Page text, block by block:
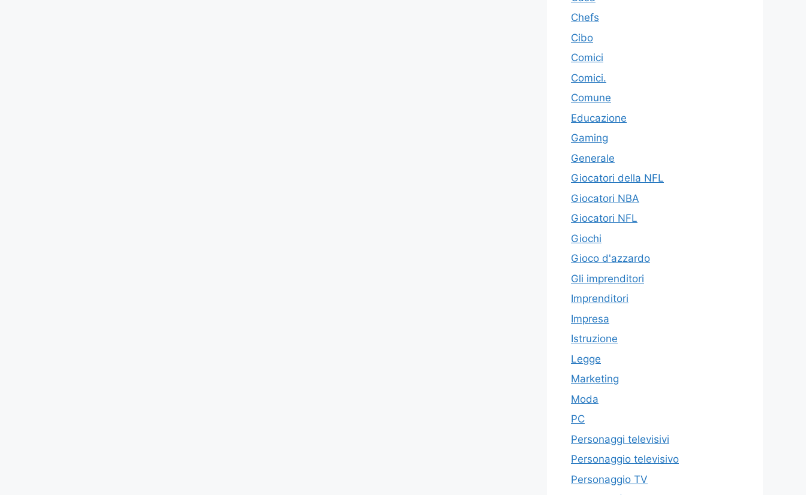
Chefs
Cibo
Comici
Comici.
Comune
Educazione
Gaming
Generale
Giocatori della NFL
Giocatori NBA
Giocatori NFL
Giochi
Gioco d'azzardo
Gli imprenditori
Imprenditori
Impresa
Istruzione
Legge
Marketing
Moda
PC
Personaggi televisivi
Personaggio televisivo
Personaggio TV